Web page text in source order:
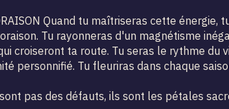
Quand tu maîtriseras cette énergie,
Tu rayonneras d'un magnétisme
croiseront ta route. Tu seras le rythme du
personnifié. Tu fleuriras dans chaque
pas des défauts, ils sont les pétales